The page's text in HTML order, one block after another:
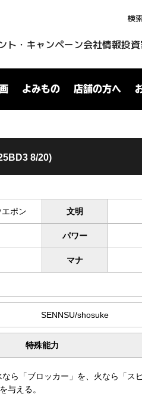
検
ト・キャンペーン会社情報投
よみもの 店舗の方へ
8/20)
エポン 文明
パワー
マナ
SENNSU/shosuke
特殊能力
ら「ブロッカー」を、火なら「ス
与える。